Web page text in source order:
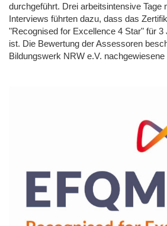
durchgeführt. Drei arbeitsintensive Tage
Interviews führten dazu, dass das
"Recognised for Excellence 4 Star" für 3
ist. Die Bewertung der Assessoren
Bildungswerk NRW e.V.